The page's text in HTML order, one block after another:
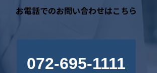
お電話でのお問い合わせはこちら
072-695-1111